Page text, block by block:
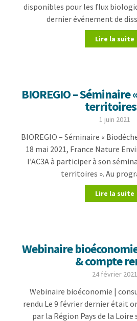
disponibles pour les flux
dernier événement de
Lire la suite
BIOREGIO –
1 juin 2021
BIOREGIO – Séminaire «
18 mai 2021, France Nature
l’AC3A à participer à son
territoires ». Au
Lire la suite
Webinaire
& compte
24 février 2021
Webinaire bioéconomie |
rendu Le 9 février dernier était
par la Région Pays de la